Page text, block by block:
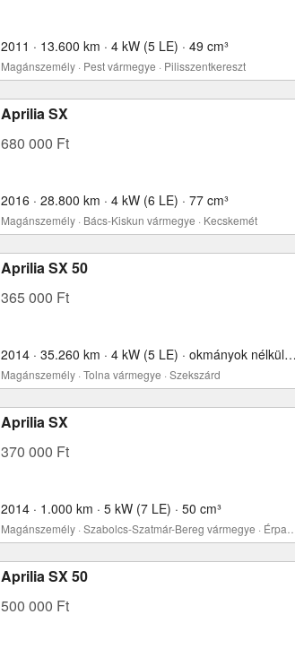
2011 · 13.600 km · 4 kW (5 LE) · 49 cm³
Magánszemély · Pest vármegye · Pilisszentkereszt
Aprilia SX
680 000 Ft
2016 · 28.800 km · 4 kW (6 LE) · 77 cm³
Magánszemély · Bács-Kiskun vármegye · Kecskemét
Aprilia SX 50
365 000 Ft
2014 · 35.260 km · 4 kW (5 LE) · okmányok nélkül · 50 cm³
Magánszemély · Tolna vármegye · Szekszárd
Aprilia SX
370 000 Ft
2014 · 1.000 km · 5 kW (7 LE) · 50 cm³
Aprilia SX 50
500 000 Ft